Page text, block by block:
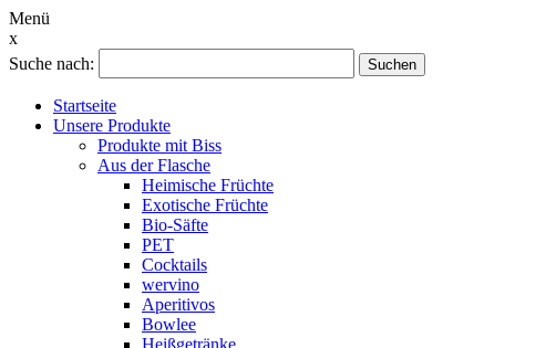
Menü
x
Suche nach:
Suchen
Startseite
Unsere Produkte
Produkte mit Biss
Aus der Flasche
Heimische Früchte
Exotische Früchte
Bio-Säfte
PET
Cocktails
wervino
Aperitivos
Bowlee
Heißgetränke